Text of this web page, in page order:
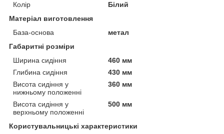
Колір
Білий
Матеріал виготовлення
База-основа
метал
Габаритні розміри
Ширина сидіння
460 мм
Глибина сидіння
430 мм
Висота сидіння у
нижньому положенні
360 мм
Висота сидіння у
верхньому положенні
500 мм
Користувальницькі характеристики